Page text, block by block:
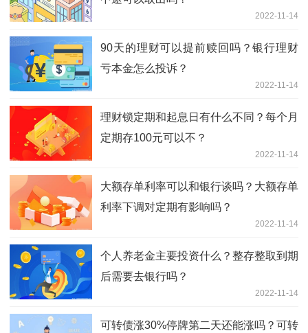
2022-11-14
90天的理财可以提前赎回吗？银行理财
亏本金怎么投诉？
2022-11-14
理财锁定期和起息日有什么不同？每个月
定期存100元可以不？
2022-11-14
大额存单利率可以和银行谈吗？大额存单
利率下调对定期有影响吗？
2022-11-14
个人养老金主要投资什么？整存整取到期
后需要去银行吗？
2022-11-14
可转债涨30%停牌第二天还能涨吗？可转